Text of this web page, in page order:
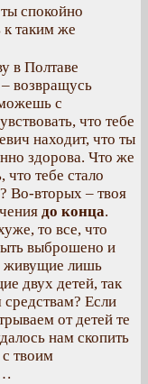
спокойно
таким же
в Полтаве
возвращусь
с
что тебе
находит, что ты
здорова. Что же
что тебе стало
Во-вторых – твоя
до конца.
то все, что
выброшено и
живущие лишь
двух детей, так
Если
от детей те
нам скопить
твоим